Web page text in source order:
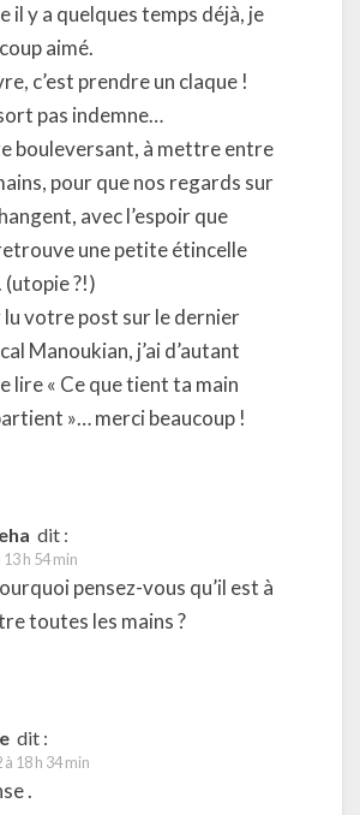
il y a quelques temps déjà, je
aimé.
c’est prendre un claque !
pas indemne…
bouleversant, à mettre entre
pour que nos regards sur
avec l’espoir que
une petite étincelle
(utopie ?!)
votre post sur le dernier
Manoukian, j’ai d’autant
lire « Ce que tient ta main
»… merci beaucoup !
dit :
h 54 min
pensez-vous qu’il est à
toutes les mains ?
dit :
18 h 34 min
.